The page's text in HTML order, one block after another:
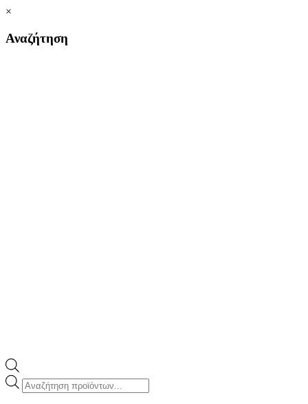
×
Αναζήτηση
Products
search